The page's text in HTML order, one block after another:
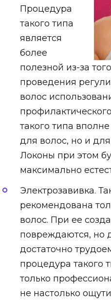
Процедура
такого типа
является
более
полезной из-за
проведения
волос
такого типа
для волос, но и
Локоны при этом
максимально
Электрозавивка.
рекомендована
волос. При ее
повреждаются, но
достаточно
процедура такого
только
не настолько